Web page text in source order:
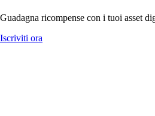
Guadagna ricompense con i tuoi asset
Iscriviti ora